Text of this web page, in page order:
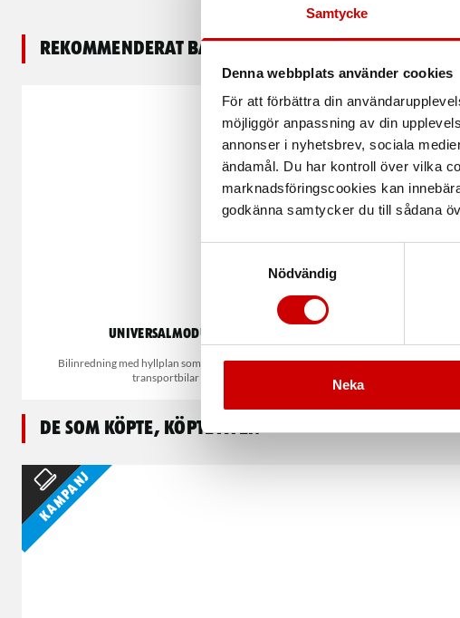
Samtycke
Denna webbplats använder cookies
För att förbättra din
möjliggör anpassning av din
annonser i nyhetsbrev, sociala
ändamål. Du har kontroll över vilka
marknadsföringscookies kan
godkänna samtycker du till sådana
Nödvändig
Neka
Rekommenderat baserat på vald produkt
Universalmodul 1
Bilinredning med hyllplan som passar de flesta
transportbilar
Mått: 1.112x950x382/330
De som köpte, köpte även
Kampanj